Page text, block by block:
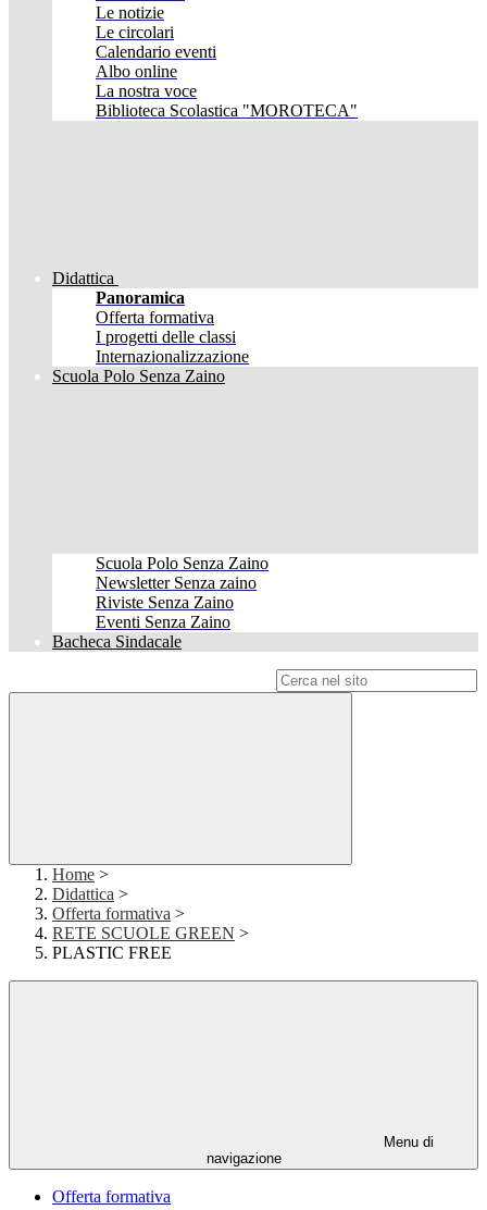
Le notizie
Le circolari
Calendario eventi
Albo online
La nostra voce
Biblioteca Scolastica "MOROTECA"
Didattica
Panoramica
Offerta formativa
I progetti delle classi
Internazionalizzazione
Scuola Polo Senza Zaino
Scuola Polo Senza Zaino
Newsletter Senza zaino
Riviste Senza Zaino
Eventi Senza Zaino
Bacheca Sindacale
Home >
Didattica >
Offerta formativa >
RETE SCUOLE GREEN >
PLASTIC FREE
Menu di
navigazione
Offerta formativa